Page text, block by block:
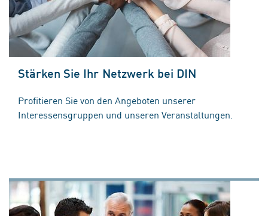
Stärken Sie Ihr Netzwerk bei DIN
Profitieren Sie von den Angeboten unserer
Interessensgruppen und unseren Veranstaltungen.